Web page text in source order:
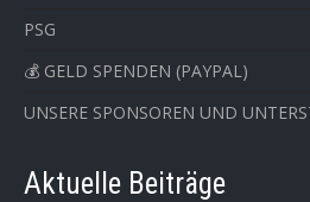
PSG
💰 GELD SPENDEN (PAYPAL)
UNSERE SPONSOREN UND
Aktuelle Beiträge